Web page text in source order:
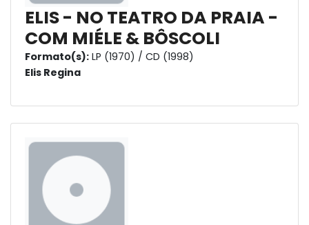
ELIS - NO TEATRO DA PRAIA -
COM MIÉLE & BÔSCOLI
Formato(s): LP (1970) / CD (1998)
Elis Regina